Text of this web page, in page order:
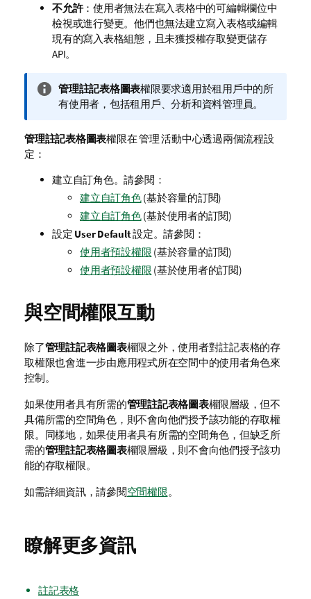
不允許：使用者無法在寫入表格中的可編輯欄位中
檢視或進行變更。他們也無法建立寫入表格或編輯
現有的寫入表格組態，且未獲授權存取變更儲存
API。
資
訊
註
管理註記表格圖表權限要求適用於租用戶中的所
有使用者，包括租用戶、分析和資料管理員。
管理註記表格圖表權限在管理活動中心透過兩個流程設
定：
建立自訂角色。請參閱：
建立自訂角色(基於容量的訂閱)
建立自訂角色(基於使用者的訂閱)
設定 User Default設定。請參閱：
使用者預設權限 (基於容量的訂閱)
使用者預設權限 (基於使用者的訂閱)
與空間權限互動
除了管理註記表格圖表權限之外，使用者對註記表格的存
取權限也會進一步由應用程式所在空間中的使用者角色來
控制。
如果使用者具有所需的管理註記表格圖表權限層級，但不
具備所需的空間角色，則不會向他們授予該功能的存取權
限。同樣地，如果使用者具有所需的空間角色，但缺乏所
需的管理註記表格圖表權限層級，則不會向他們授予該功
能的存取權限。
如需詳細資訊，請參閱空間權限。
瞭解更多資訊
註記表格